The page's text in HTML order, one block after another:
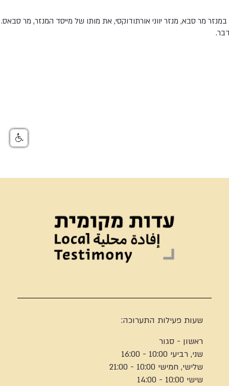
מר סבא, מנזר יווני אורתודוקסי, את מותו של מייסד המנזר, מר
שעות פעילות התערוכה:
ראשון - סגור
שני, רביעי 10:00 - 16:00
שלישי, חמישי 10:00 - 21:00
שישי 10:00 - 14:00